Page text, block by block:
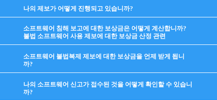
나의 제보가 어떻게 진행되고 있습니까?
to
expand
contents
소프트웨어 침해 보고에 대한 보상금은 어떻게 계산합니까?
불법 소프트웨어 사용 제보에 대한 보상금 산정 관련
to
expand
contents
소프트웨어 불법복제 제보에 대한 보상금을 언제 받게 됩니
까?
to
expand
contents
나의 소프트웨어 신고가 접수된 것을 어떻게 확인할 수 있습니
까?